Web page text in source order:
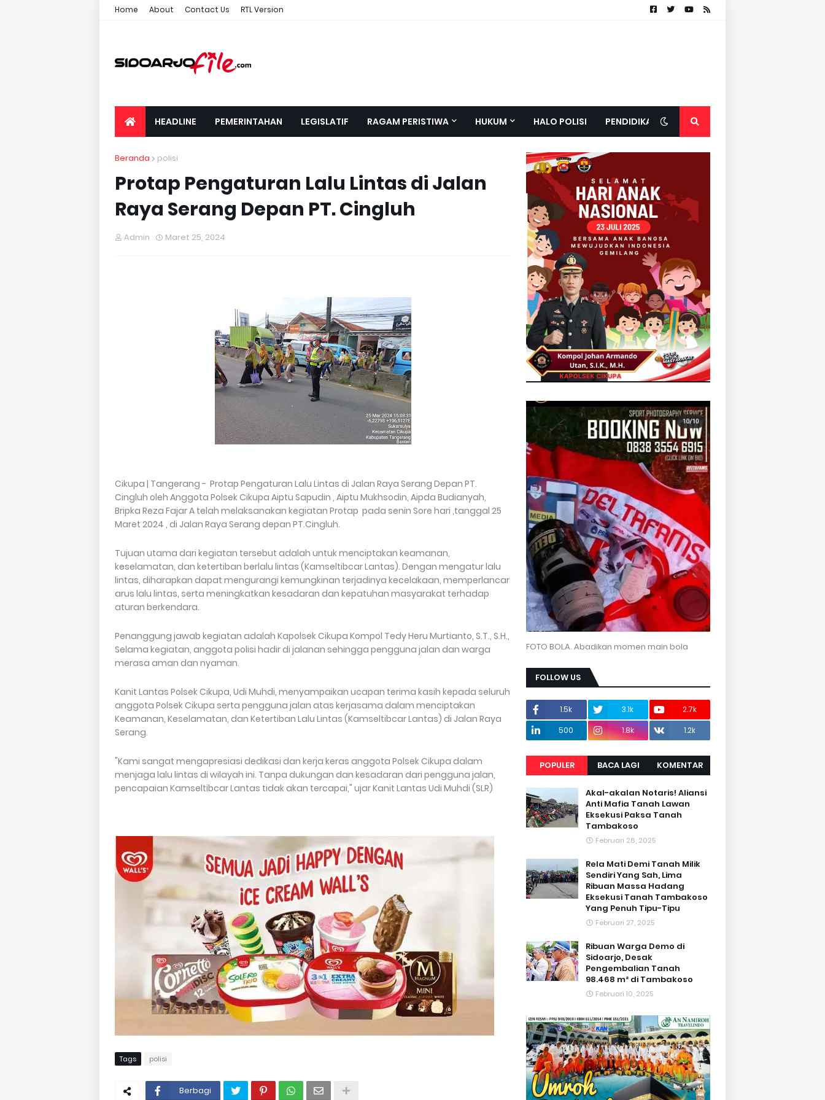
Home About Contact Us RTL Version
HEADLINE PEMERINTAHAN LEGISLATIF RAGAM PERISTIWA HUKUM HALO POLISI PENDIDIKAN
Beranda polisi
Protap Pengaturan Lalu Lintas di Jalan
Raya Serang Depan PT. Cingluh
Admin Maret 25, 2024
Cikupa | Tangerang - Protap Pengaturan Lalu Lintas di Jalan Raya Serang Depan PT.
Cingluh oleh Anggota Polsek Cikupa Aiptu Sapudin , Aiptu Mukhsodin, Aipda Budianyah,
Bripka Reza Fajar A telah melaksanakan kegiatan Protap pada senin Sore hari ,tanggal 25
Maret 2024 , di Jalan Raya Serang depan PT.Cingluh.
Tujuan utama dari kegiatan tersebut adalah untuk menciptakan keamanan,
keselamatan, dan ketertiban berlalu lintas (Kamseltibcar Lantas). Dengan mengatur lalu
lintas, diharapkan dapat mengurangi kemungkinan terjadinya kecelakaan, memperlancar
arus lalu lintas, serta meningkatkan kesadaran dan kepatuhan masyarakat terhadap
aturan berkendara.
Penanggung jawab kegiatan adalah Kapolsek Cikupa Kompol Tedy Heru Murtianto, S.T., S.H.,
Selama kegiatan, anggota polisi hadir di jalanan sehingga pengguna jalan dan warga
merasa aman dan nyaman.
Kanit Lantas Polsek Cikupa, Udi Muhdi, menyampaikan ucapan terima kasih kepada seluruh
anggota Polsek Cikupa serta pengguna jalan atas kerjasama dalam menciptakan
Keamanan, Keselamatan, dan Ketertiban Lalu Lintas (Kamseltibcar Lantas) di Jalan Raya
Serang.
"Kami sangat mengapresiasi dedikasi dan kerja keras anggota Polsek Cikupa dalam
menjaga lalu lintas di wilayah ini. Tanpa dukungan dan kesadaran dari pengguna jalan,
pencapaian Kamseltibcar Lantas tidak akan tercapai," ujar Kanit Lantas Udi Muhdi (SLR)
Tags polisi
Berbagi
FOTO BOLA. Abadikan momen main bola
FOLLOW US
1.5k 3.1k
2.7k
500
1.8k 1.2k
POPULER BACA LAGI KOMENTAR
Akal-akalan Notaris! Aliansi
Anti Mafia Tanah Lawan
Eksekusi Paksa Tanah
Tambakoso
Februari 26, 2025
Rela Mati Demi Tanah Milik
Sendiri Yang Sah, Lima
Ribuan Massa Hadang
Eksekusi Tanah Tambakoso
Yang Penuh Tipu-Tipu
Februari 27, 2025
Ribuan Warga Demo di
Sidoarjo, Desak
Pengembalian Tanah
98.468 m² di Tambakoso
Februari 10, 2025